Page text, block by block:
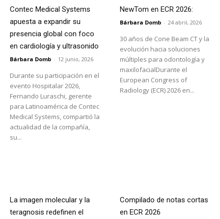
Contec Medical Systems
apuesta a expandir su
presencia global con foco
en cardiología y ultrasonido
Bárbara Domb - 12 junio, 2026
Durante su participación en el
evento Hospitalar 2026,
Fernando Luraschi, gerente
para Latinoamérica de Contec
Medical Systems, compartió la
actualidad de la compañía,
su...
NewTom en ECR 2026:
Bárbara Domb - 24 abril, 2026
30 años de Cone Beam CT y la
evolución hacia soluciones
múltiples para odontología y
maxilofacialDurante el
European Congress of
Radiology (ECR) 2026 en...
La imagen molecular y la
teragnosis redefinen el
Compilado de notas cortas
en ECR 2026